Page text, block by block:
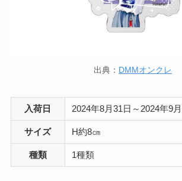
出典： DMMオンクレ
入荷日 2024年8月31日～2024年9
サイズ H約8㎝
種類 1種類